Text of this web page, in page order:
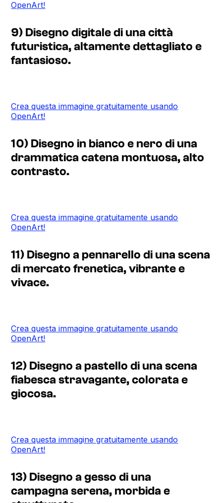
OpenArt!
9) Disegno digitale di una città
futuristica, altamente dettagliato e
fantasioso.
Crea questa immagine gratuitamente usando
OpenArt!
10) Disegno in bianco e nero di una
drammatica catena montuosa, alto
contrasto.
Crea questa immagine gratuitamente usando
OpenArt!
11) Disegno a pennarello di una scena
di mercato frenetica, vibrante e
vivace.
Crea questa immagine gratuitamente usando
OpenArt!
12) Disegno a pastello di una scena
fiabesca stravagante, colorata e
giocosa.
Crea questa immagine gratuitamente usando
OpenArt!
13) Disegno a gesso di una
campagna serena, morbida e